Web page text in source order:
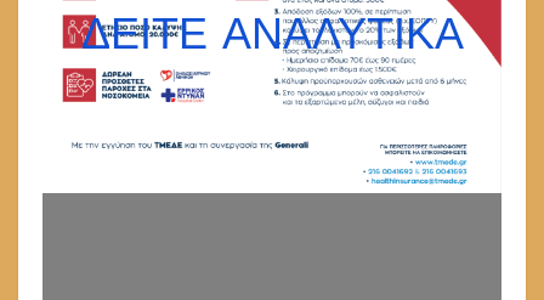
ΔΕΙΤΕ ΑΝΑΛΥΤΙΚΑ